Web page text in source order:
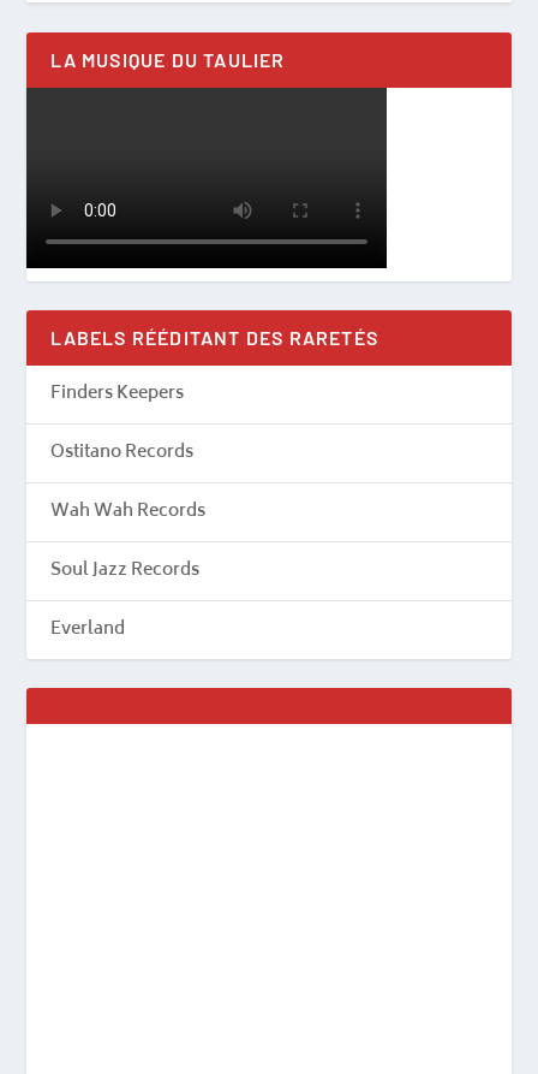
LA MUSIQUE DU TAULIER
LABELS RÉÉDITANT DES RARETÉS
Finders Keepers
Ostitano Records
Wah Wah Records
Soul Jazz Records
Everland